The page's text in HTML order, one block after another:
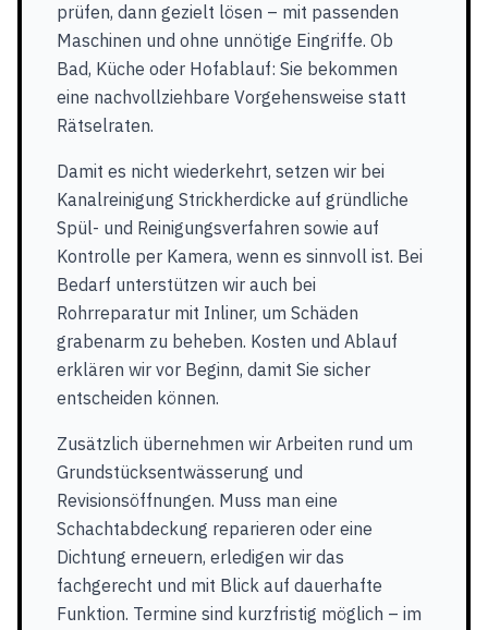
prüfen, dann gezielt lösen – mit passenden
Maschinen und ohne unnötige Eingriffe. Ob
Bad, Küche oder Hofablauf: Sie bekommen
eine nachvollziehbare Vorgehensweise statt
Rätselraten.
Damit es nicht wiederkehrt, setzen wir bei
Kanalreinigung Strickherdicke auf gründliche
Spül- und Reinigungsverfahren sowie auf
Kontrolle per Kamera, wenn es sinnvoll ist. Bei
Bedarf unterstützen wir auch bei
Rohrreparatur mit Inliner, um Schäden
grabenarm zu beheben. Kosten und Ablauf
erklären wir vor Beginn, damit Sie sicher
entscheiden können.
Zusätzlich übernehmen wir Arbeiten rund um
Grundstücksentwässerung und
Revisionsöffnungen. Muss man eine
Schachtabdeckung reparieren oder eine
Dichtung erneuern, erledigen wir das
fachgerecht und mit Blick auf dauerhafte
Funktion. Termine sind kurzfristig möglich – im